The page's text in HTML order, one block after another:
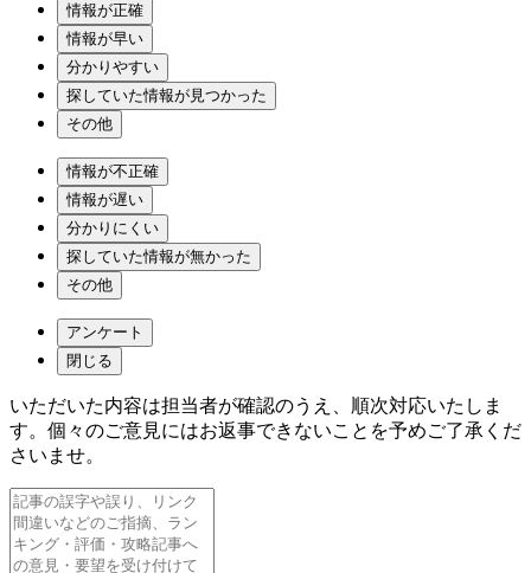
情報が正確
情報が早い
分かりやすい
探していた情報が見つかった
その他
情報が不正確
情報が遅い
分かりにくい
探していた情報が無かった
その他
アンケート
閉じる
いただいた内容は担当者が確認のうえ、順次対応いたしま
す。個々のご意見にはお返事できないことを予めご了承くだ
さいませ。